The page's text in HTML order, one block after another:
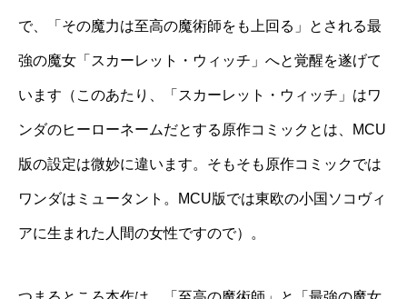
で、「その魔力は至高の魔術師をも上回る」とされる最
強の魔女「スカーレット・ウィッチ」へと覚醒を遂げて
います（このあたり、「スカーレット・ウィッチ」はワ
ンダのヒーローネームだとする原作コミックとは、MCU
版の設定は微妙に違います。そもそも原作コミックでは
ワンダはミュータント。MCU版では東欧の小国ソコヴィ
アに生まれた人間の女性ですので）。